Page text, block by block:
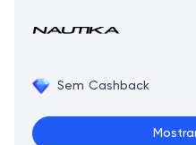
Sem Cashback